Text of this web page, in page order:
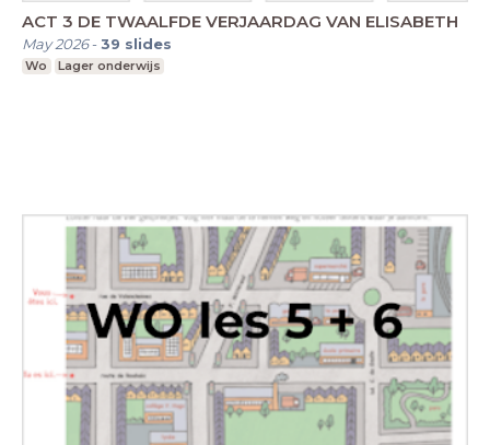
ACT 3 DE TWAALFDE VERJAARDAG VAN ELISABETH
May 2026-39 slides
Wo Lager onderwijs